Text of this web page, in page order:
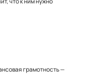
грамотность —